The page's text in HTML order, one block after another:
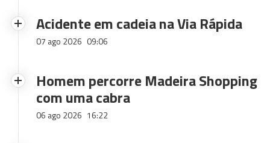
Acidente em cadeia na Via Rápida
07 ago 2026 09:06
Homem percorre Madeira Shopping
com uma cabra
06 ago 2026 16:22